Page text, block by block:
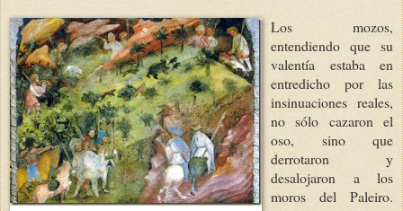
Los mozos,
entendiendo que su
valentía estaba en
entredicho por las
insinuaciones reales,
no sólo cazaron el
oso, sino que
derrotaron y
desalojaron a los
moros del Paleiro.